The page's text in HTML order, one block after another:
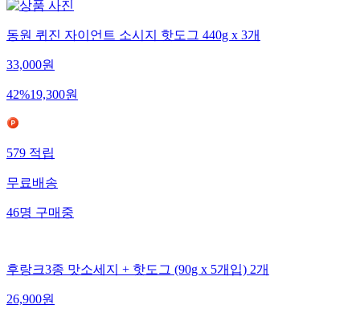
동원 퀴진 자이언트 소시지 핫도그 440g x 3개
33,000원
42%19,300원
579적립
무료배송
46명구매중
후랑크3종 맛소세지 + 핫도그 (90g x 5개입) 2개
26,900원